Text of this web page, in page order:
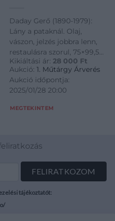
Daday Gerő (1890-1979):
Lány a pataknál. Olaj,
vászon, jelzés jobbra lenn,
restaulásra szorul, 75×99,5
cm
Kikiáltási ár: 28 000 Ft
Aukció: 1. Műtárgy Árverés
Aukció időpontja:
2025/01/28 20:00
MEGTEKINTEM
tájékoztatót: